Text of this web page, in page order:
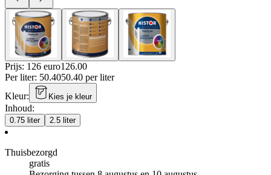
Prijs: 126 euro126.00
Per liter: 50.4050.40 per liter
Kleur: Kies je kleur
Inhoud:
0.75 liter 2.5 liter
Thuisbezorgd
gratis